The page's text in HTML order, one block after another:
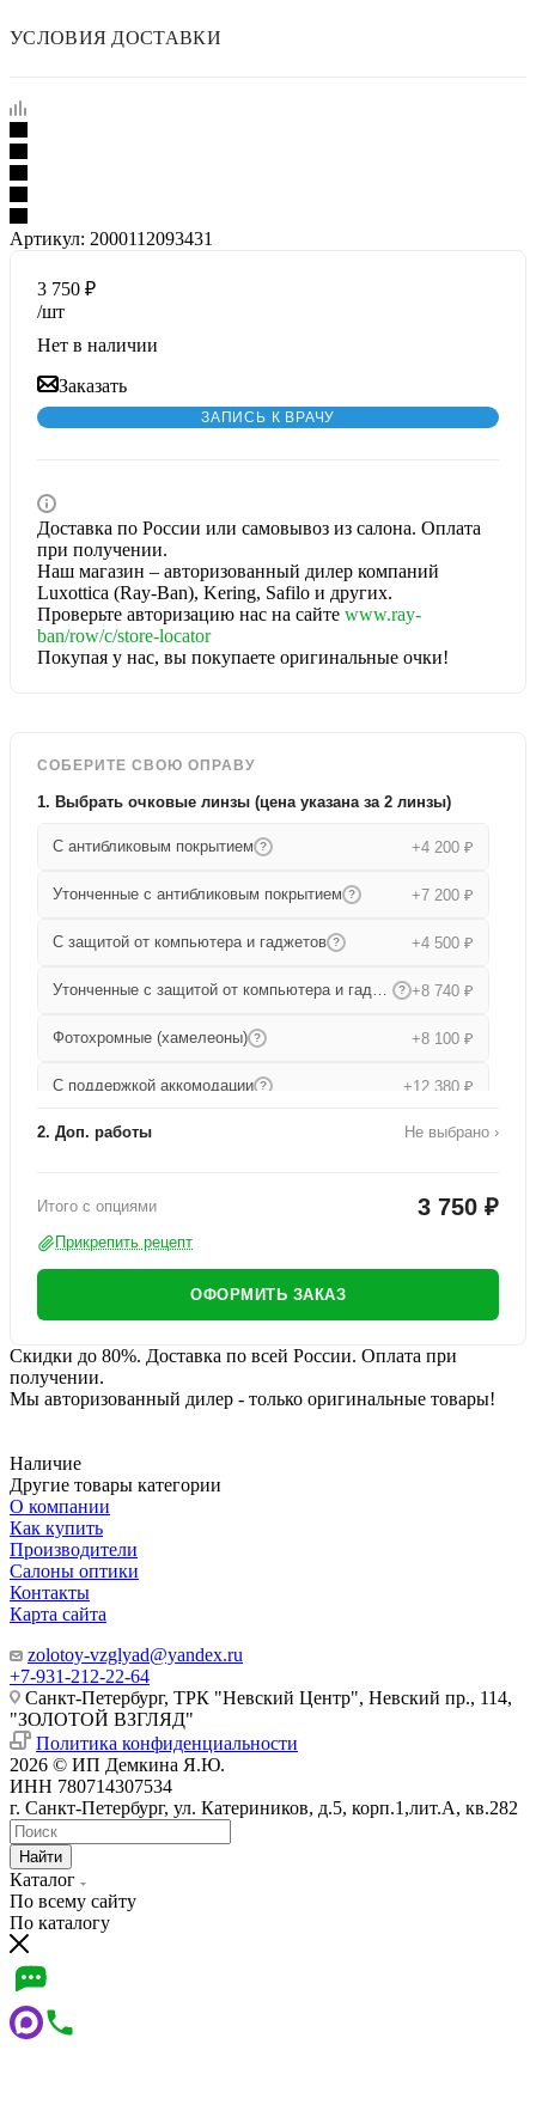
УСЛОВИЯ ДОСТАВКИ
Артикул: 2000112093431
3 750 ₽
/шт
Нет в наличии
Заказать
ЗАПИСЬ К ВРАЧУ
Доставка по России или самовывоз из салона. Оплата
при получении.
Наш магазин – авторизованный дилер компаний
Luxottica (Ray-Ban), Kering, Safilo и других.
Проверьте авторизацию нас на сайте www.ray-
ban/row/c/store-locator
Покупая у нас, вы покупаете оригинальные очки!
СОБЕРИТЕ СВОЮ ОПРАВУ
1. Выбрать очковые линзы (цена указана за 2 линзы)
С антибликовым покрытием ? +4 200 ₽
Утонченные с антибликовым покрытием ? +7 200 ₽
С защитой от компьютера и гаджетов ? +4 500 ₽
Утонченные с защитой от компьютера и гаджетов ? +8 740 ₽
Фотохромные (хамелеоны) ? +8 100 ₽
С поддержкой аккомодации ? +12 380 ₽
Прогрессивные +15 680 ₽
2. Доп. работы
Не выбрано ›
Итого с опциями 3 750 ₽
Прикрепить рецепт
ОФОРМИТЬ ЗАКАЗ
Скидки до 80%. Доставка по всей России. Оплата при
получении.
Мы авторизованный дилер - только оригинальные товары!
Наличие
Другие товары категории
О компании
Как купить
Производители
Салоны оптики
Контакты
Карта сайта
zolotoy-vzglyad@yandex.ru
+7-931-212-22-64
Санкт-Петербург, ТРК "Невский Центр", Невский пр., 114,
"ЗОЛОТОЙ ВЗГЛЯД"
Политика конфиденциальности
2026 © ИП Демкина Я.Ю.
ИНН 780714307534
г. Санкт-Петербург, ул. Катериников, д.5, корп.1,лит.А, кв.282
Найти
Каталог
По всему сайту
По каталогу